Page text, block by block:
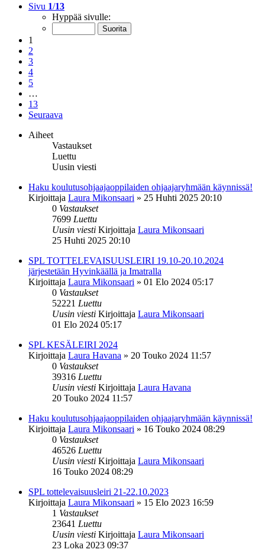
Sivu 1/13
Hyppää sivulle:
1
2
3
4
5
…
13
Seuraava
Aiheet
Vastaukset
Luettu
Uusin viesti
Haku koulutusohjaajaoppilaiden ohjaajaryhmään käynnissä!
Kirjoittaja Laura Mikonsaari » 25 Huhti 2025 20:10
0 Vastaukset
7699 Luettu
Uusin viesti Kirjoittaja Laura Mikonsaari
25 Huhti 2025 20:10
SPL TOTTELEVAISUUSLEIRI 19.10-20.10.2024
järjestetään Hyvinkäällä ja Imatralla
Kirjoittaja Laura Mikonsaari » 01 Elo 2024 05:17
0 Vastaukset
52221 Luettu
Uusin viesti Kirjoittaja Laura Mikonsaari
01 Elo 2024 05:17
SPL KESÄLEIRI 2024
Kirjoittaja Laura Havana » 20 Touko 2024 11:57
0 Vastaukset
39316 Luettu
Uusin viesti Kirjoittaja Laura Havana
20 Touko 2024 11:57
Haku koulutusohjaajaoppilaiden ohjaajaryhmään käynnissä!
Kirjoittaja Laura Mikonsaari » 16 Touko 2024 08:29
0 Vastaukset
46526 Luettu
Uusin viesti Kirjoittaja Laura Mikonsaari
16 Touko 2024 08:29
SPL tottelevaisuusleiri 21-22.10.2023
Kirjoittaja Laura Mikonsaari » 15 Elo 2023 16:59
1 Vastaukset
23641 Luettu
Uusin viesti Kirjoittaja Laura Mikonsaari
23 Loka 2023 09:37